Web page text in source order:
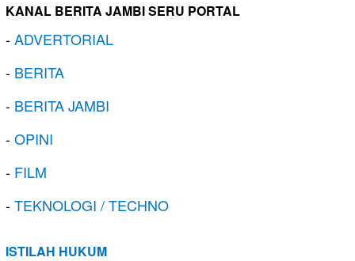
KANAL BERITA JAMBI SERU PORTAL
-ADVERTORIAL
- BERITA
- BERITA JAMBI
-OPINI
- FILM
-TEKNOLOGI / TECHNO
ISTILAH HUKUM